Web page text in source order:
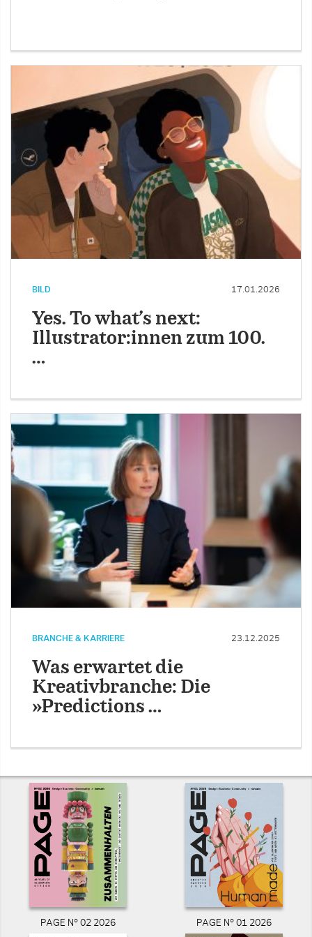
BILD 17.01.2026
Yes. To what’s next:
Illustrator:innen zum 100.
…
BRANCHE & KARRIERE 23.12.2025
Was erwartet die
Kreativbranche: Die
»Predictions …
PAGE N° 02 2026 PAGE N° 01 2026